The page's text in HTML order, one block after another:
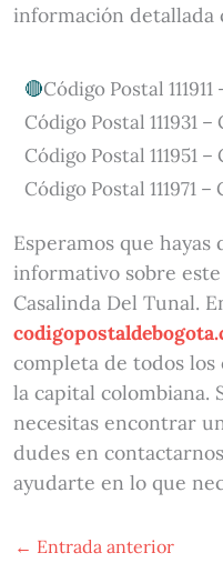
información detallada
Código Postal 111911
Código Postal 111931 –
Código Postal 111951 –
Código Postal 111971 –
Esperamos que
informativo sobre
Casalinda Del Tunal.
completa de todos los
la capital colombiana.
necesitas encontrar
dudes en
ayudarte en lo que
← Entrada anterior